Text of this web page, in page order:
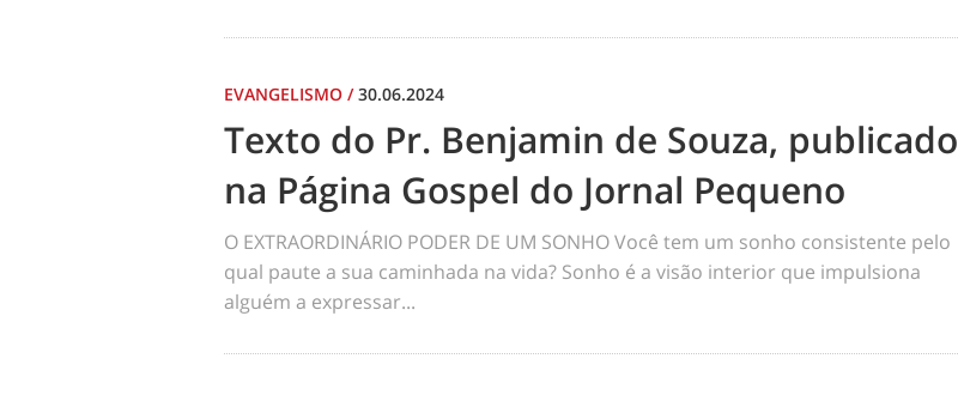
EVANGELISMO /30.06.2024
Texto do Pr. Benjamin de Souza, publicado
na Página Gospel do Jornal Pequeno
O EXTRAORDINÁRIO PODER DE UM SONHO Você tem um sonho consistente pelo
qual paute a sua caminhada na vida? Sonho é a visão interior que impulsiona
alguém a expressar...